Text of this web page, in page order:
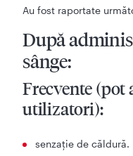
Au fost raportate
După
sânge:
Frecvente (pot
utilizatori):
senzaţie de căldură.